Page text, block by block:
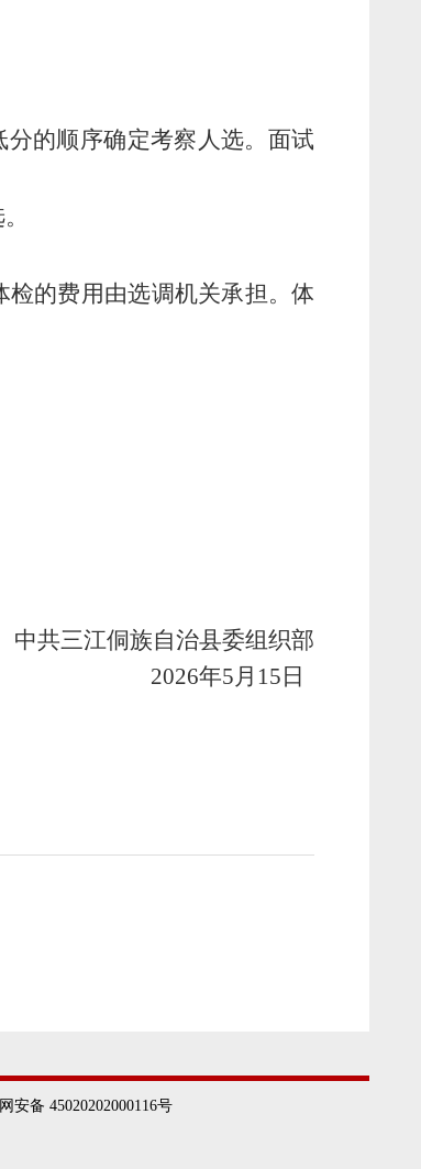
的顺序确定考察人选。面试
检的费用由选调机关承担。体
中共三江侗族自治县委组织部
年5月 15 日
安备 45020202000116号